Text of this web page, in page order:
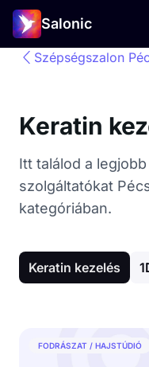
Salonic
Szépségszalon
Keratin
Itt találod a
szolgáltatókat
kategóriában.
Keratin kezelés
FODRÁSZAT / HAJSTÚDIÓ